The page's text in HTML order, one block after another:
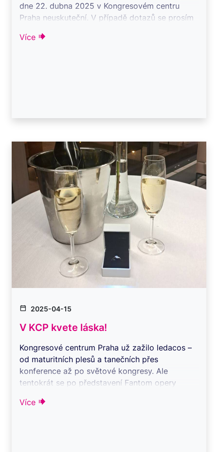
dne 22. dubna 2025 v Kongresovém centru
Praha neuskuteční. V případě dotazů se prosím
Více
2025-04-15
V KCP kvete láska!
Kongresové centrum Praha už zažilo ledacos –
od maturitních plesů a tanečních přes
konference až po světové kongresy. Ale
tentokrát se po představení Fantom opery
Více